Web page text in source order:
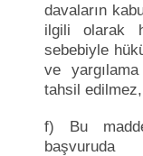
davaların
ilgili olarak
sebebiyle
ve
tahsil
f) Bu